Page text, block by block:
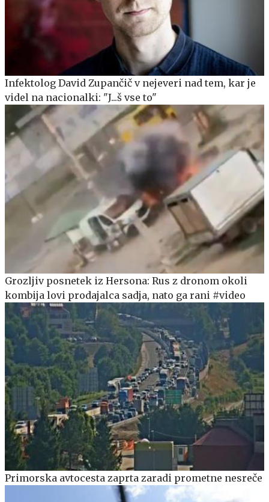
Infektolog David Zupančič v nejeveri nad tem, kar je
videl na nacionalki: "J...š vse to"
Grozljiv posnetek iz Hersona: Rus z dronom okoli
kombija lovi prodajalca sadja, nato ga rani #video
Primorska avtocesta zaprta zaradi prometne nesreče